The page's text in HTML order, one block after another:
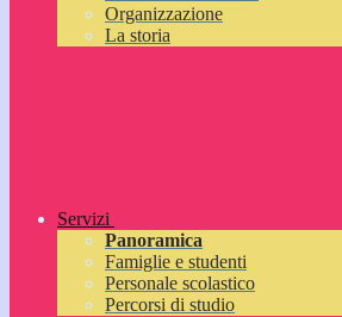
Organizzazione
La storia
Servizi
Panoramica
Famiglie e studenti
Personale scolastico
Percorsi di studio